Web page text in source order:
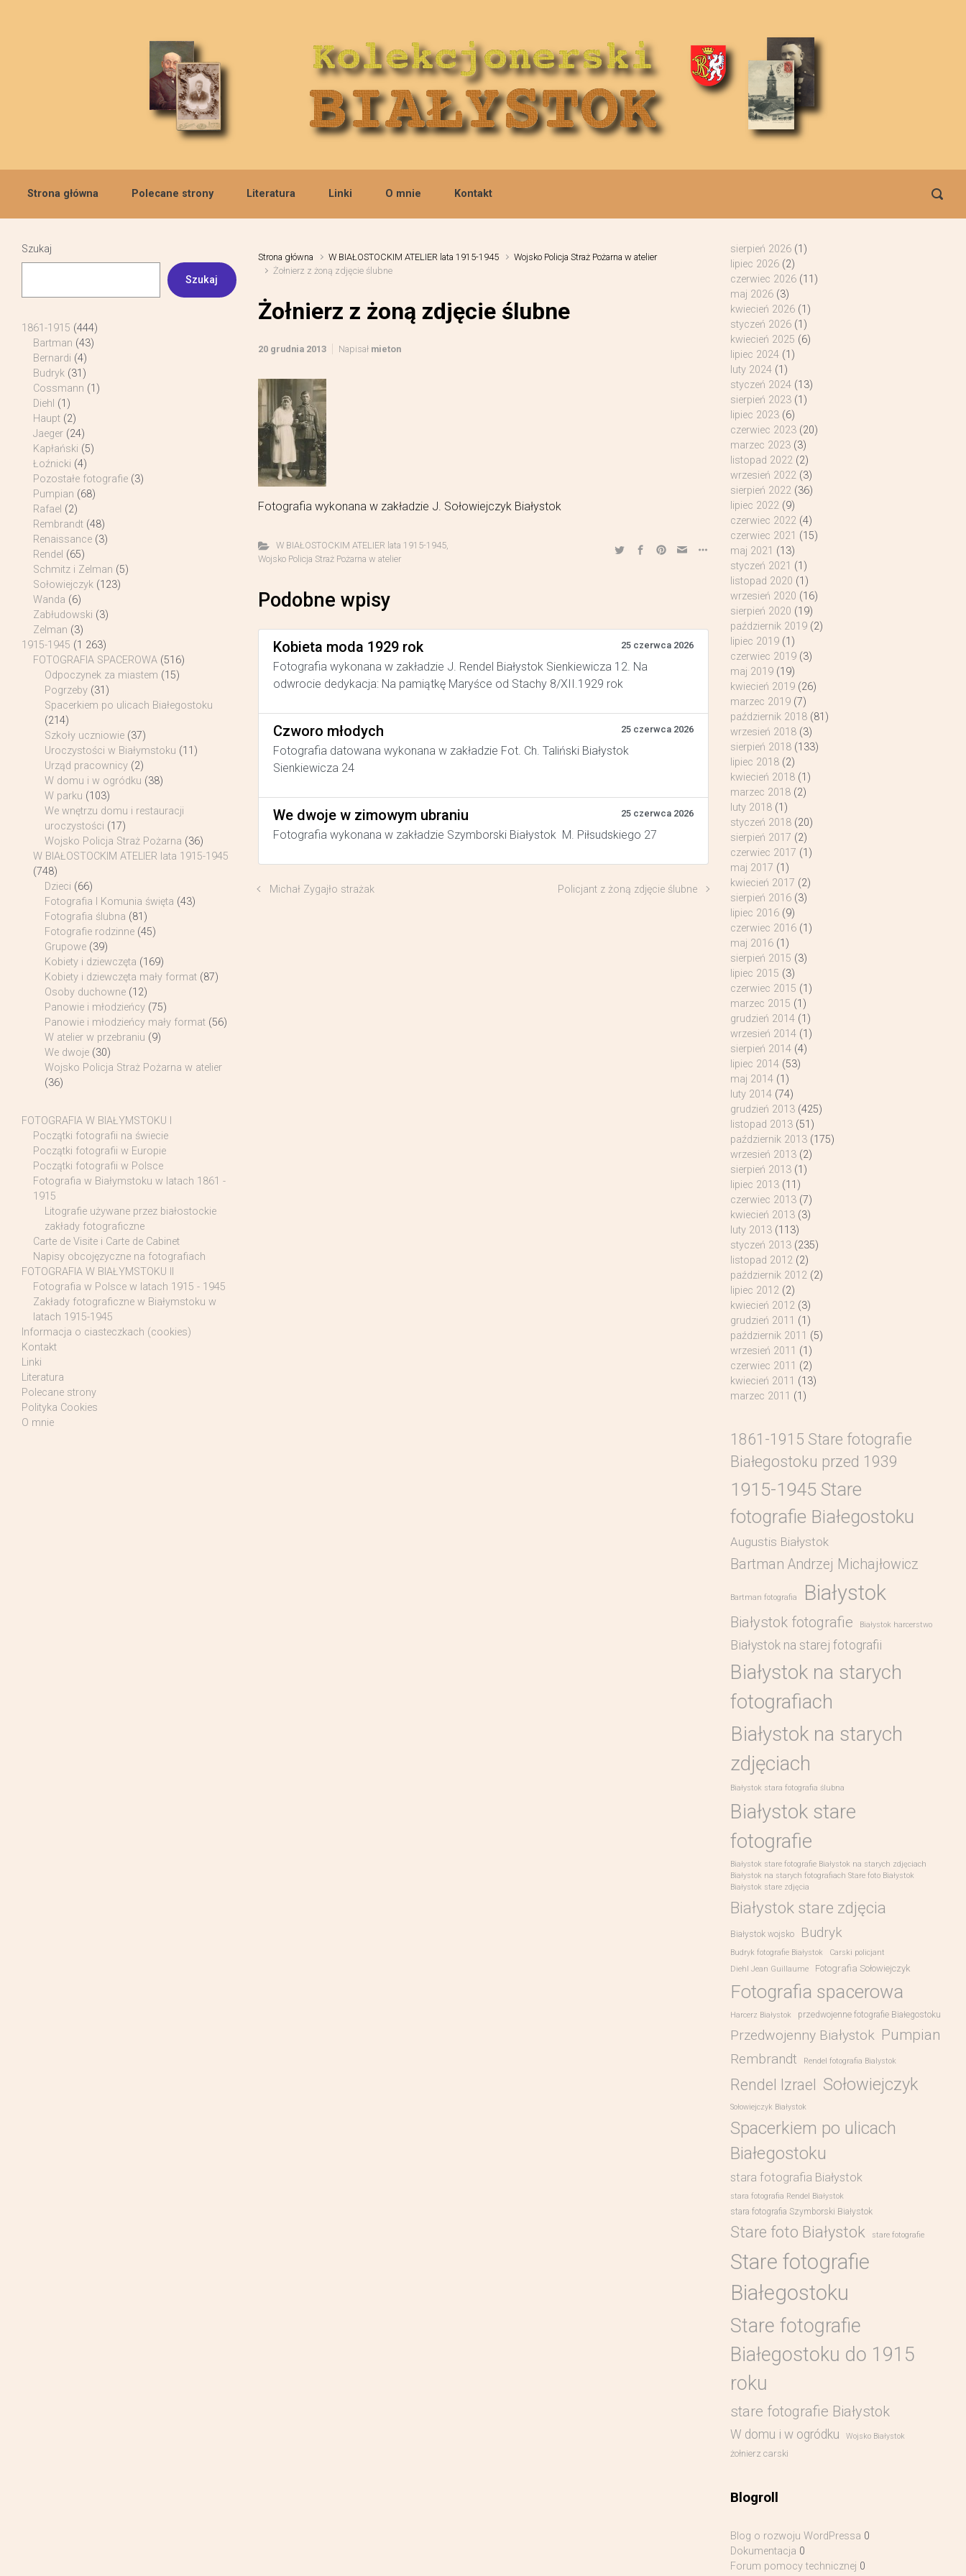
Strona główna Polecane strony Literatura Linki O mnie Kontakt
Strona główna W BIAŁOSTOCKIM ATELIER lata 1915-1945
Wojsko Policja Straż Pożarna w atelier
Żołnierz z żoną zdjęcie ślubne
Żołnierz z żoną zdjęcie ślubne
20 grudnia 2013 Napisał mieton
Fotografia wykonana w zakładzie J. Sołowiejczyk Białystok
W BIAŁOSTOCKIM ATELIER lata 1915-1945,
Wojsko Policja Straż Pożarna w atelier
Podobne wpisy
Kobieta moda 1929 rok 25 czerwca 2026
Fotografia wykonana w zakładzie J. Rendel Białystok Sienkiewicza 12. Na
odwrocie dedykacja: Na pamiątkę Maryśce od Stachy 8/XII.1929 rok
Czworo młodych 25 czerwca 2026
Fotografia datowana wykonana w zakładzie Fot. Ch. Taliński Białystok
Sienkiewicza 24
We dwoje w zimowym ubraniu 25 czerwca 2026
Fotografia wykonana w zakładzie Szymborski Białystok M. Piłsudskiego 27
Michał Zygajło strażak Policjant z żoną zdjęcie ślubne
Szukaj
Szukaj
1861-1915 (444)
Bartman (43)
Bernardi (4)
Budryk (31)
Cossmann (1)
Diehl (1)
Haupt (2)
Jaeger (24)
Kapłański (5)
Łoźnicki (4)
Pozostałe fotografie (3)
Pumpian (68)
Rafael (2)
Rembrandt (48)
Renaissance (3)
Rendel (65)
Schmitz i Zelman (5)
Sołowiejczyk (123)
Wanda (6)
Zabłudowski (3)
Zelman (3)
1915-1945 (1 263)
FOTOGRAFIA SPACEROWA (516)
Odpoczynek za miastem (15)
Pogrzeby (31)
Spacerkiem po ulicach Białegostoku
(214)
Szkoły uczniowie (37)
Uroczystości w Białymstoku (11)
Urząd pracownicy (2)
W domu i w ogródku (38)
W parku (103)
We wnętrzu domu i restauracji
uroczystości (17)
Wojsko Policja Straż Pożarna (36)
W BIAŁOSTOCKIM ATELIER lata 1915-1945
(748)
Dzieci (66)
Fotografia I Komunia święta (43)
Fotografia ślubna (81)
Fotografie rodzinne (45)
Grupowe (39)
Kobiety i dziewczęta (169)
Kobiety i dziewczęta mały format (87)
Osoby duchowne (12)
Panowie i młodzieńcy (75)
Panowie i młodzieńcy mały format (56)
W atelier w przebraniu (9)
We dwoje (30)
Wojsko Policja Straż Pożarna w atelier
(36)
FOTOGRAFIA W BIAŁYMSTOKU I
Początki fotografii na świecie
Początki fotografii w Europie
Początki fotografii w Polsce
Fotografia w Białymstoku w latach 1861 -
1915
Litografie używane przez białostockie
zakłady fotograficzne
Carte de Visite i Carte de Cabinet
Napisy obcojęzyczne na fotografiach
FOTOGRAFIA W BIAŁYMSTOKU II
Fotografia w Polsce w latach 1915 - 1945
Zakłady fotograficzne w Białymstoku w
latach 1915-1945
Informacja o ciasteczkach (cookies)
Kontakt
Linki
Literatura
Polecane strony
Polityka Cookies
O mnie
sierpień 2026(1)
lipiec 2026(2)
czerwiec 2026(11)
maj 2026(3)
kwiecień 2026(1)
styczeń 2026(1)
kwiecień 2025 (6)
lipiec 2024(1)
luty 2024(1)
styczeń 2024(13)
sierpień 2023(1)
lipiec 2023(6)
czerwiec 2023(20)
marzec 2023(3)
listopad 2022(2)
wrzesień 2022(3)
sierpień 2022(36)
lipiec 2022(9)
czerwiec 2022(4)
czerwiec 2021 (15)
maj 2021 (13)
styczeń 2021 (1)
listopad 2020 (1)
wrzesień 2020 (16)
sierpień 2020 (19)
październik 2019(2)
lipiec 2019(1)
czerwiec 2019(3)
maj 2019(19)
kwiecień 2019(26)
marzec 2019(7)
październik 2018(81)
wrzesień 2018(3)
sierpień 2018(133)
lipiec 2018(2)
kwiecień 2018(1)
marzec 2018(2)
luty 2018(1)
styczeń 2018(20)
sierpień 2017 (2)
czerwiec 2017 (1)
maj 2017 (1)
kwiecień 2017 (2)
sierpień 2016(3)
lipiec 2016(9)
czerwiec 2016(1)
maj 2016(1)
sierpień 2015 (3)
lipiec 2015 (3)
czerwiec 2015 (1)
marzec 2015 (1)
grudzień 2014(1)
wrzesień 2014(1)
sierpień 2014(4)
lipiec 2014(53)
maj 2014(1)
luty 2014(74)
grudzień 2013(425)
listopad 2013(51)
październik 2013(175)
wrzesień 2013(2)
sierpień 2013(1)
lipiec 2013(11)
czerwiec 2013(7)
kwiecień 2013(3)
luty 2013(113)
styczeń 2013(235)
listopad 2012(2)
październik 2012(2)
lipiec 2012(2)
kwiecień 2012(3)
grudzień 2011 (1)
październik 2011 (5)
wrzesień 2011 (1)
czerwiec 2011 (2)
kwiecień 2011 (13)
marzec 2011 (1)
1861-1915 Stare fotografie
Białegostoku przed 1939
1915-1945 Stare
fotografie Białegostoku
Augustis Białystok
Bartman Andrzej Michajłowicz
Bartman fotografia Białystok
Białystok fotografie Białystok harcerstwo
Białystok na starej fotografii
Białystok na starych
fotografiach
Białystok na starych
zdjęciach
Białystok stara fotografia ślubna
Białystok stare
fotografie
Białystok stare fotografie Białystok na starych zdjęciach
Białystok na starych fotografiach Stare foto Białystok
Białystok stare zdjęcia
Białystok stare zdjęcia
Białystok wojsko Budryk
Budryk fotografie Białystok
Carski policjant
Diehl Jean Guillaume
Fotografia Sołowiejczyk
Fotografia spacerowa
Harcerz Białystok przedwojenne fotografie Białegostoku
Przedwojenny Białystok Pumpian
Rembrandt Rendel fotografia Bialystok
Rendel Izrael Sołowiejczyk
Sołowiejczyk Białystok
Spacerkiem po ulicach
Białegostoku
stara fotografia Białystok
stara fotografia Rendel Białystok
stara fotografia Szymborski Białystok
Stare foto Białystok stare fotografie
Stare fotografie
Białegostoku
Stare fotografie
Białegostoku do 1915
roku
stare fotografie Białystok
W domu i w ogródku Wojsko Białystok
żołnierz carski
Blogroll
Blog o rozwoju WordPressa 0
Dokumentacja 0
Forum pomocy technicznej 0